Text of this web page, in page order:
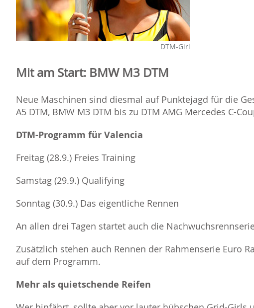
DTM-Girl
Mit am Start: BMW M3 DTM
Neue Maschinen sind diesmal auf Punktejagd für die
A5 DTM, BMW M3 DTM bis zu DTM AMG Mercedes C-
DTM-Programm für Valencia
Freitag (28.9.) Freies Training
Samstag (29.9.) Qualifying
Sonntag (30.9.) Das eigentliche Rennen
An allen drei Tagen startet auch die
Zusätzlich stehen auch Rennen der Rahmenserie Euro
auf dem Programm.
Mehr als quietschende Reifen